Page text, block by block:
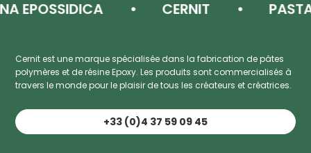
EPOSSIDICA CERNIT PASTA
Cernit est une marque spécialisée dans la fabrication de pâtes
polymères et de résine Epoxy. Les produits sont commercialisés à
travers le monde pour le plaisir de tous les créateurs et créatrices.
+33 (0)4 37 59 09 45